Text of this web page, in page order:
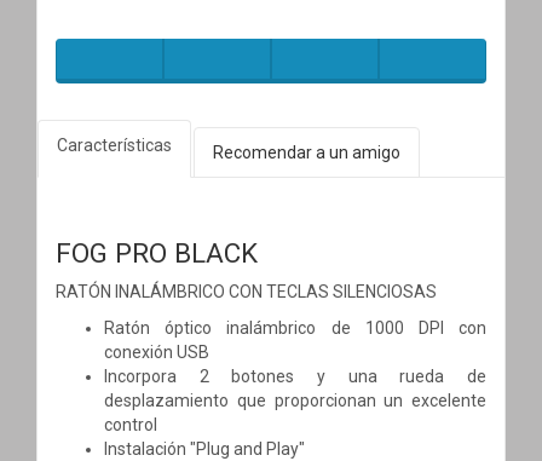
Características Recomendar a un amigo
FOG PRO BLACK
RATÓN INALÁMBRICO CON TECLAS SILENCIOSAS
Ratón óptico inalámbrico de 1000 DPI con
conexión USB
Incorpora 2 botones y una rueda de
desplazamiento que proporcionan un excelente
control
Instalación "Plug and Play"